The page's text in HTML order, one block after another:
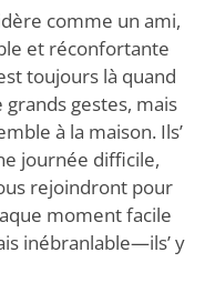
comme un ami,
et réconfortante
toujours là quand
grands gestes, mais
à la maison. Ils’
journée difficile,
rejoindront pour
moment facile
inébranlable—ils’y